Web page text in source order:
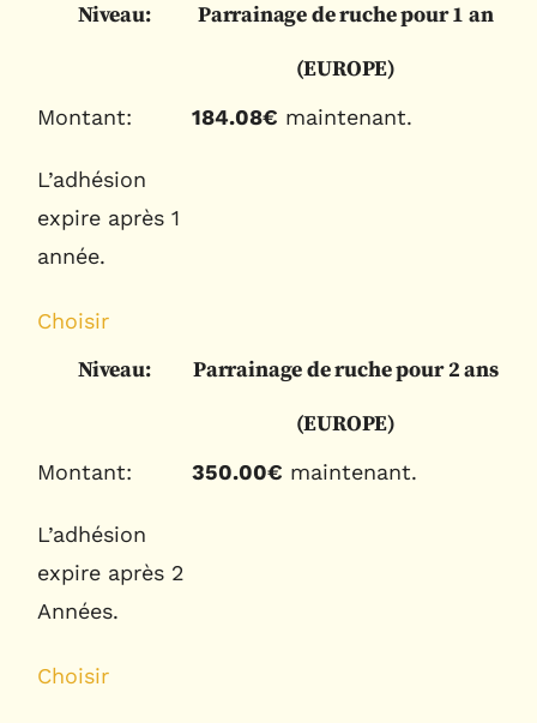
Parrainage de ruche pour 1 an
(EUROPE)
184.08€ maintenant.
L’adhésion
expire après 1
année.
Choisir
Parrainage de ruche pour 2 ans
(EUROPE)
350.00€ maintenant.
L’adhésion
expire après 2
Années.
Choisir